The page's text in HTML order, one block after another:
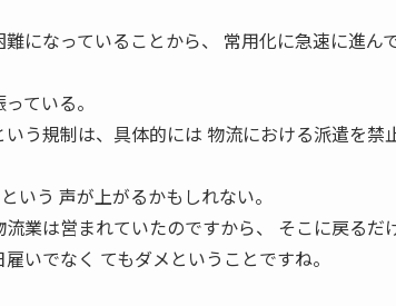
になっていることから、 常用化に急速に進ん
ている。
う規制は、具体的には 物流における派遣を禁
いう 声が上がるかもしれない。
業は営まれていたのですから、 そこに戻るだ
でなく てもダメということですね。